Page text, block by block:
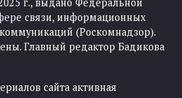
г., выдано Федеральной
связи, информационных
(Роскомнадзор).
Главный редактор Бадикова
сайта активная